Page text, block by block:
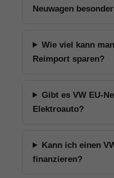
Neuwagen
Wie viel kann
Reimport sparen?
Gibt es VW EU-
Elektroauto?
Kann ich einen
finanzieren?